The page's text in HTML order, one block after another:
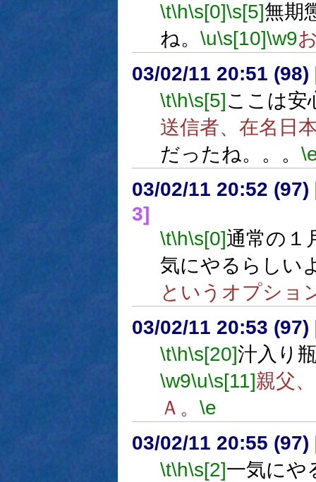
\t\h\s[0]\s[5]無期
ね。 \u\s[10]\w9
03/02/11 20:51 (98)
\t\h\s[5]ここは安
送信者、在名日
だったね。。。
03/02/11 20:52 (97)
3]
\t\h\s[0]通常の１
気にやるらしい
というオプショ
03/02/11 20:53 (97)
\t\h\s[20]汁入り
\w9\u\s[11]親父
Ａ。 \e
03/02/11 20:55 (97)
\t\h\s[2]一気にや